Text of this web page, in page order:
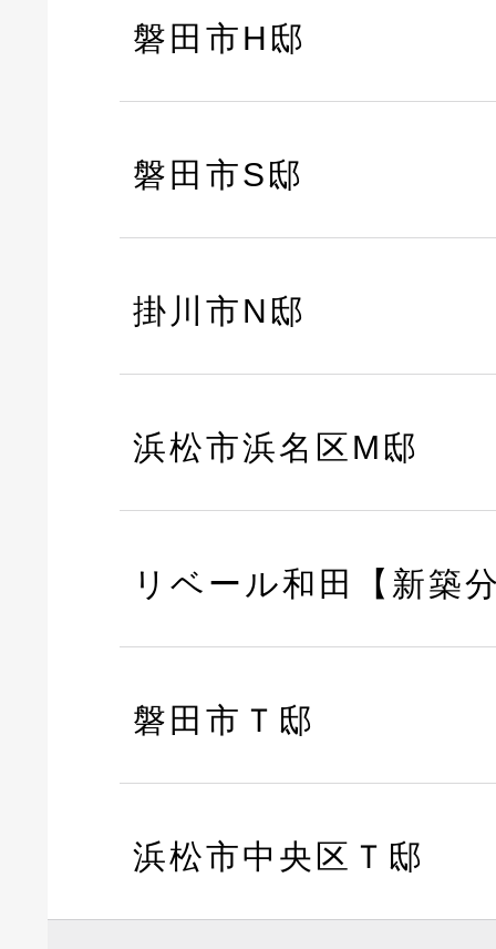
磐田市H邸
磐田市S邸
掛川市N邸
浜松市浜名区M邸
リベール和田【新築
磐田市Ｔ邸
浜松市中央区Ｔ邸